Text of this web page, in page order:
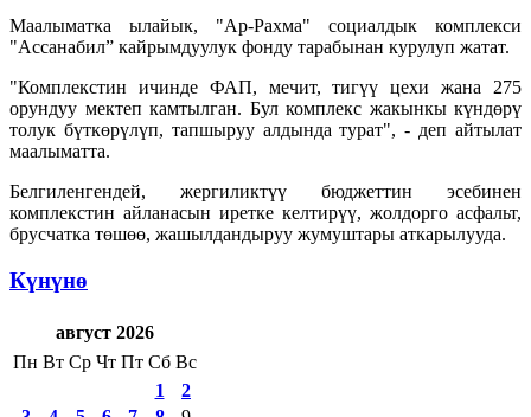
Маалыматка ылайык, "Ар-Рахма" социалдык комплекси
"Ассанабил” кайрымдуулук фонду тарабынан курулуп жатат.
"Комплекстин ичинде ФАП, мечит, тигүү цехи жана 275
орундуу мектеп камтылган. Бул комплекс жакынкы күндөрү
толук бүткөрүлүп, тапшыруу алдында турат", - деп айтылат
маалыматта.
Белгиленгендей, жергиликтүү бюджеттин эсебинен
комплекстин айланасын иретке келтирүү, жолдорго асфальт,
брусчатка төшөө, жашылдандыруу жумуштары аткарылууда.
Күнүнө
август 2026
Пн Вт Ср Чт Пт Сб Вс
1
2